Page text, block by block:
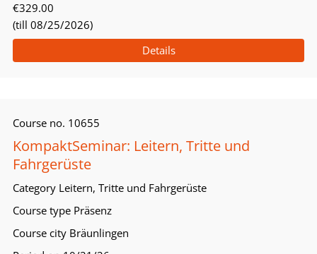
€329.00
(till 08/25/2026)
Details
Course no. 10655
KompaktSeminar: Leitern, Tritte und
Fahrgerüste
Category Leitern, Tritte und Fahrgerüste
Course type Präsenz
Course city Bräunlingen